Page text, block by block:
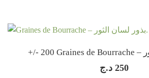
250 د.ج